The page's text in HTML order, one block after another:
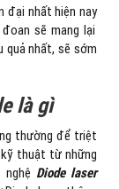
đại nhất hiện nay
sẽ mang lại
quả nhất, sẽ sớm
là gì
thường để triệt
thuật từ những
Diode laser